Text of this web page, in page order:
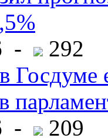
-
292
-
209